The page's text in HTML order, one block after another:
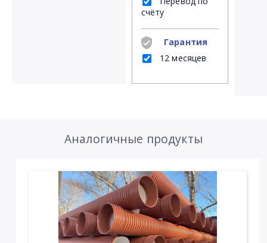
счёту
Гарантия
12 месяцев
Аналогичные продукты